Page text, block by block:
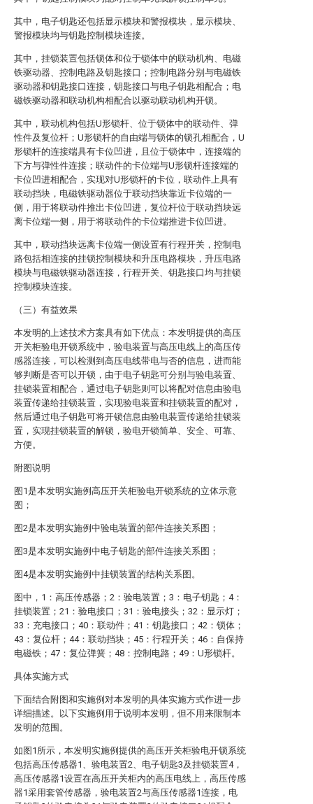
其中，电子钥匙还包括显示模块和警报模块，显示模块、
警报模块均与钥匙控制模块连接。
其中，挂锁装置包括锁体和位于锁体中的联动机构、电磁
铁驱动器、控制电路及钥匙接口；控制电路分别与电磁铁
驱动器和钥匙接口连接，钥匙接口与电子钥匙相配合；电
磁铁驱动器和联动机构相配合以驱动联动机构开锁。
其中，联动机构包括U形锁杆、位于锁体中的联动件、弹
性件及复位杆；U形锁杆的自由端与锁体的锁孔相配合，U
形锁杆的连接端具有卡位凹进，且位于锁体中，连接端的
下方与弹性件连接；联动件的卡位端与U形锁杆连接端的
卡位凹进相配合，实现对U形锁杆的卡位，联动件上具有
联动挡块，电磁铁驱动器位于联动挡块靠近卡位端的一
侧，用于将联动件推出卡位凹进，复位杆位于联动挡块远
离卡位端一侧，用于将联动件的卡位端推进卡位凹进。
其中，联动挡块远离卡位端一侧设置有行程开关，控制电
路包括相连接的挂锁控制模块和升压电路模块，升压电路
模块与电磁铁驱动器连接，行程开关、钥匙接口均与挂锁
控制模块连接。
（三）有益效果
本发明的上述技术方案具有如下优点：本发明提供的高压
开关柜验电开锁系统中，验电装置与高压电线上的高压传
感器连接，可以检测到高压电线带电与否的信息，进而能
够判断是否可以开锁，由于电子钥匙可分别与验电装置、
挂锁装置相配合，通过电子钥匙则可以将配对信息由验电
装置传递给挂锁装置，实现验电装置和挂锁装置的配对，
然后通过电子钥匙可将开锁信息由验电装置传递给挂锁装
置，实现挂锁装置的解锁，验电开锁简单、安全、可靠、
方便。
附图说明
图1是本发明实施例高压开关柜验电开锁系统的立体示意
图；
图2是本发明实施例中验电装置的部件连接关系图；
图3是本发明实施例中电子钥匙的部件连接关系图；
图4是本发明实施例中挂锁装置的结构关系图。
图中，1：高压传感器；2：验电装置；3：电子钥匙；4：
挂锁装置；21：验电接口；31：验电接头；32：显示灯；
33：充电接口；40：联动件；41：钥匙接口；42：锁体；
43：复位杆；44：联动挡块；45：行程开关；46：自保持
电磁铁；47：复位弹簧；48：控制电路；49：U形锁杆。
具体实施方式
下面结合附图和实施例对本发明的具体实施方式作进一步
详细描述。以下实施例用于说明本发明，但不用来限制本
发明的范围。
如图1所示，本发明实施例提供的高压开关柜验电开锁系统
包括高压传感器1、验电装置2、电子钥匙3及挂锁装置4，
高压传感器1设置在高压开关柜内的高压电线上，高压传感
器1采用套管传感器，验电装置2与高压传感器1连接，电